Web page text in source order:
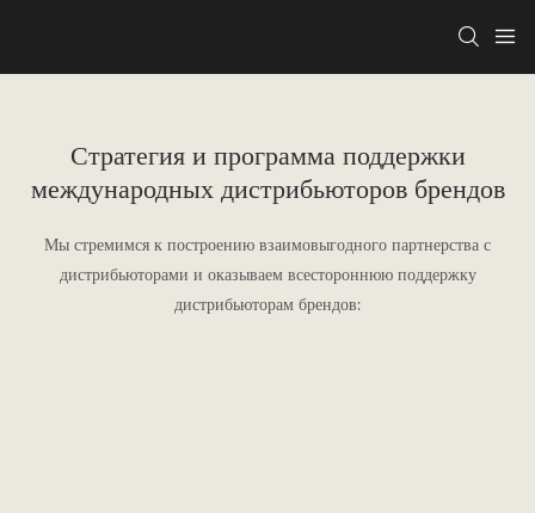
Стратегия и программа поддержки
международных дистрибьюторов брендов
Мы стремимся к построению взаимовыгодного партнерства с
дистрибьюторами и оказываем всестороннюю поддержку
дистрибьюторам брендов: